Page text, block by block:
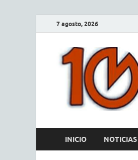
7 agosto, 2026
INICIO